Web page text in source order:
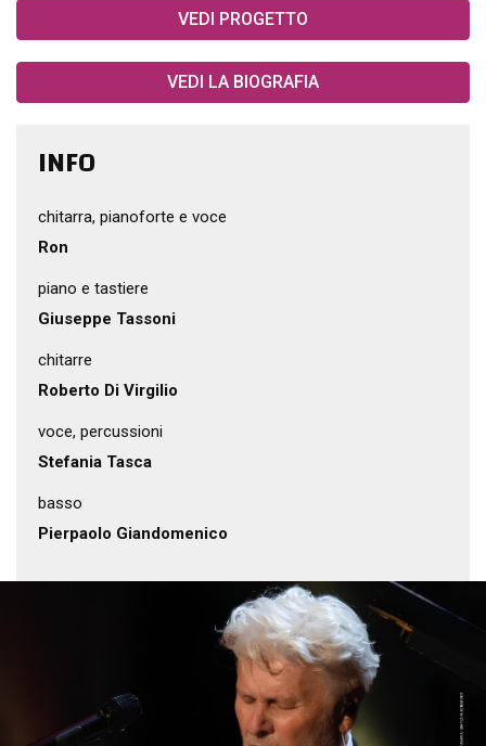
VEDI PROGETTO
VEDI LA BIOGRAFIA
INFO
chitarra, pianoforte e voce
Ron
piano e tastiere
Giuseppe Tassoni
chitarre
Roberto Di Virgilio
voce, percussioni
Stefania Tasca
basso
Pierpaolo Giandomenico